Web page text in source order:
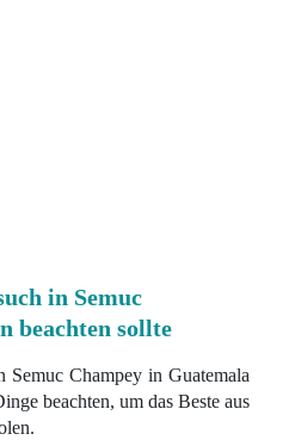
in Semuc
beachten sollte
Champey in Guatemala
beachten, um das Beste aus